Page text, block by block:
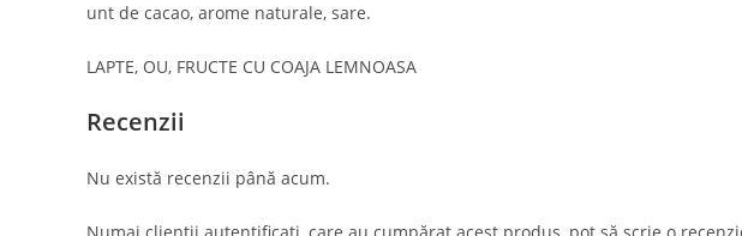
unt de cacao, arome naturale, sare.
LAPTE, OU, FRUCTE CU COAJA LEMNOASA
Recenzii
Nu există recenzii până acum.
Adresa:
Bucuresti